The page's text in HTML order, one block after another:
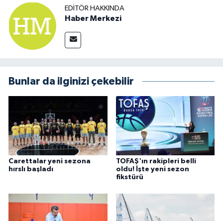
EDITÖR HAKKINDA
Haber Merkezi
Bunlar da ilginizi çekebilir
Carettalar yeni sezona
hırslı başladı
TOFAŞ'ın rakipleri belli
oldu! İşte yeni sezon
fikstürü